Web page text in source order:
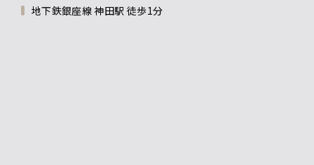
地下鉄銀座線 神田駅 徒歩1分